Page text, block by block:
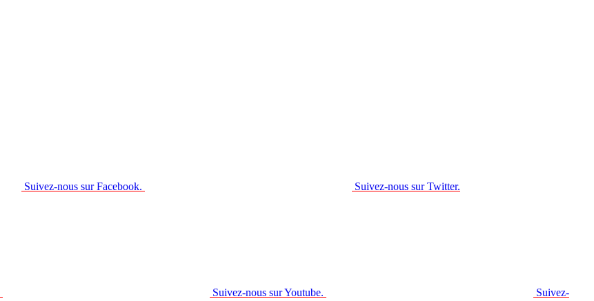
Suivez-nous sur Facebook. Suivez-nous sur Twitter.
Suivez-nous sur Youtube. Suivez-